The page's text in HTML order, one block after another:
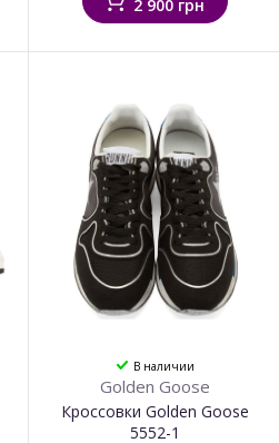
2 900 грн
В наличии
Golden Goose
Кроссовки Golden Goose
5552-1